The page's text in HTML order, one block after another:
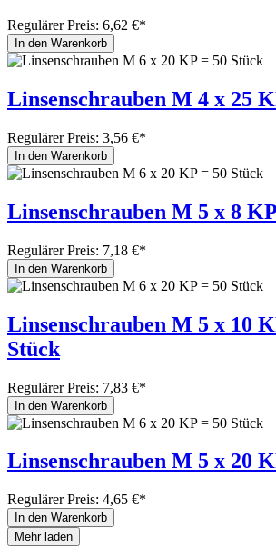
Regulärer Preis: 6,62 €*
In den Warenkorb
Linsenschrauben M 4 x 25
Regulärer Preis: 3,56 €*
In den Warenkorb
Linsenschrauben M 5 x 8
Regulärer Preis: 7,18 €*
In den Warenkorb
Linsenschrauben M 5 x 10
Stück
Regulärer Preis: 7,83 €*
In den Warenkorb
Linsenschrauben M 5 x 20
Regulärer Preis: 4,65 €*
In den Warenkorb
Mehr laden